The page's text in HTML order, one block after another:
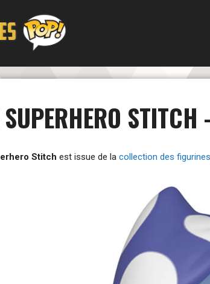
SUPERHERO
Stitch est issue de la collection des